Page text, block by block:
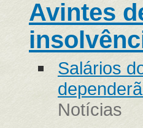
Avintes
Salários
Notícias